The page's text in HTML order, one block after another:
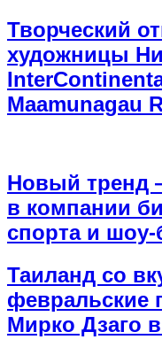
Творческий
художницы
Maamunagau
Новый тренд
в компании
спорта и шоу-
Таиланд со
февральские
Мирко Дзаго